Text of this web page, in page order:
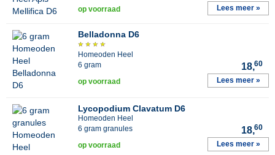
op voorraad Lees meer »
Belladonna D6
Homeoden Heel
6 gram
18,60
op voorraad Lees meer »
Lycopodium Clavatum D6
Homeoden Heel
6 gram granules
18,60
op voorraad Lees meer »